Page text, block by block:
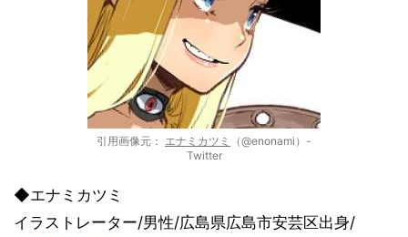
引用画像元： エナミカツミ
（@enonami）-
Twitter
◆エナミカツミ
イラストレーター/男性/広島県広島市安芸区出身/